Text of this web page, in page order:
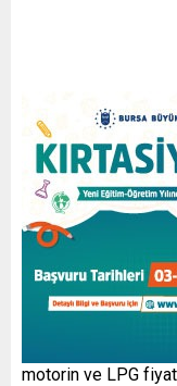
Motorine gelen
TLzam gelmişti.
döndü. Bu düşüşle
gelmeyeceği
ancak gözler
motorin ve LPG